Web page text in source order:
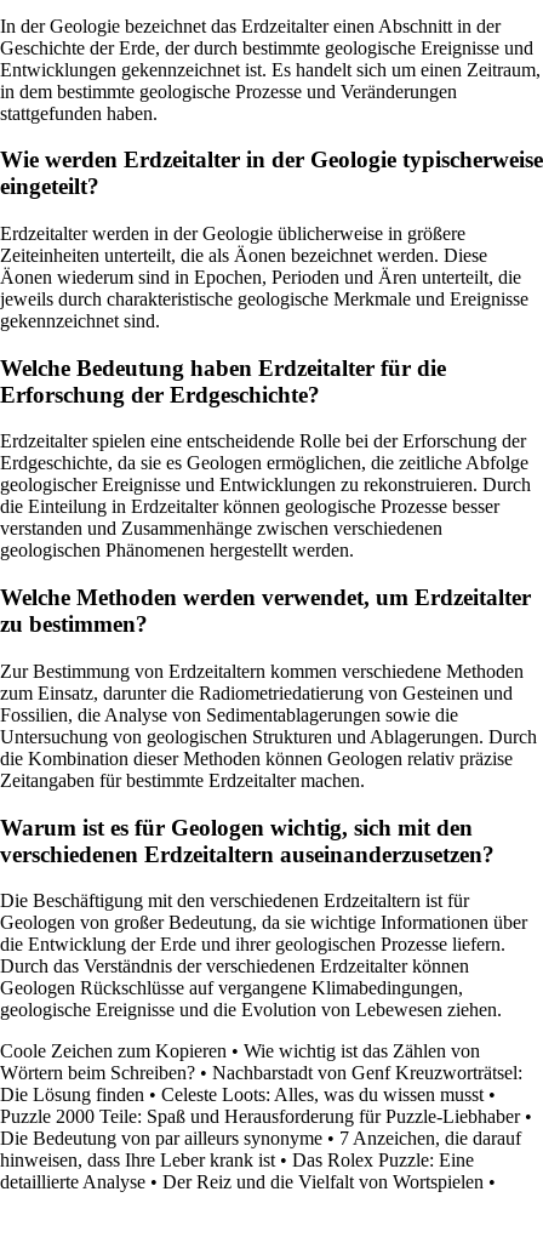
In der Geologie bezeichnet das Erdzeitalter einen Abschnitt in der
Geschichte der Erde, der durch bestimmte geologische Ereignisse und
Entwicklungen gekennzeichnet ist. Es handelt sich um einen Zeitraum,
in dem bestimmte geologische Prozesse und Veränderungen
stattgefunden haben.
Wie werden Erdzeitalter in der Geologie typischerweise
eingeteilt?
Erdzeitalter werden in der Geologie üblicherweise in größere
Zeiteinheiten unterteilt, die als Äonen bezeichnet werden. Diese
Äonen wiederum sind in Epochen, Perioden und Ären unterteilt, die
jeweils durch charakteristische geologische Merkmale und Ereignisse
gekennzeichnet sind.
Welche Bedeutung haben Erdzeitalter für die
Erforschung der Erdgeschichte?
Erdzeitalter spielen eine entscheidende Rolle bei der Erforschung der
Erdgeschichte, da sie es Geologen ermöglichen, die zeitliche Abfolge
geologischer Ereignisse und Entwicklungen zu rekonstruieren. Durch
die Einteilung in Erdzeitalter können geologische Prozesse besser
verstanden und Zusammenhänge zwischen verschiedenen
geologischen Phänomenen hergestellt werden.
Welche Methoden werden verwendet, um Erdzeitalter
zu bestimmen?
Zur Bestimmung von Erdzeitaltern kommen verschiedene Methoden
zum Einsatz, darunter die Radiometriedatierung von Gesteinen und
Fossilien, die Analyse von Sedimentablagerungen sowie die
Untersuchung von geologischen Strukturen und Ablagerungen. Durch
die Kombination dieser Methoden können Geologen relativ präzise
Zeitangaben für bestimmte Erdzeitalter machen.
Warum ist es für Geologen wichtig, sich mit den
verschiedenen Erdzeitaltern auseinanderzusetzen?
Die Beschäftigung mit den verschiedenen Erdzeitaltern ist für
Geologen von großer Bedeutung, da sie wichtige Informationen über
die Entwicklung der Erde und ihrer geologischen Prozesse liefern.
Durch das Verständnis der verschiedenen Erdzeitalter können
Geologen Rückschlüsse auf vergangene Klimabedingungen,
geologische Ereignisse und die Evolution von Lebewesen ziehen.
Coole Zeichen zum Kopieren • Wie wichtig ist das Zählen von
Wörtern beim Schreiben? • Nachbarstadt von Genf Kreuzworträtsel:
Die Lösung finden • Celeste Loots: Alles, was du wissen musst •
Puzzle 2000 Teile: Spaß und Herausforderung für Puzzle-Liebhaber•
Die Bedeutung von par ailleurs synonyme • 7 Anzeichen, die darauf
hinweisen, dass Ihre Leber krank ist • Das Rolex Puzzle: Eine
detaillierte Analyse • Der Reiz und die Vielfalt von Wortspielen •